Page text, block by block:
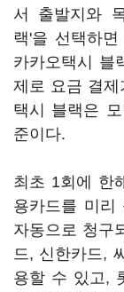
서 출발지와
랙'을 선택하
카카오택시 블
제로 요금 결
택시 블랙은
준이다.
최초 1회에 한
용카드를 미리
자동으로 청구
드, 신한카드,
용할 수 있고,